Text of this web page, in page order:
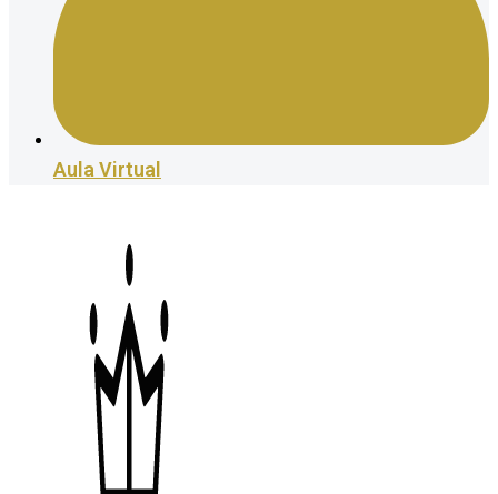
Aula Virtual